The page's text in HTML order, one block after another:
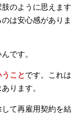
のように思えます
は安心感がありま
です。
ことです。これは
ります。
て再雇用契約を結